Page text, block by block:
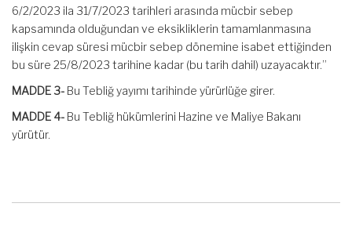
6/2/2023 ila 31/7/2023 tarihleri arasında mücbir sebep
kapsamında olduğundan ve eksikliklerin tamamlanmasına
ilişkin cevap süresi mücbir sebep dönemine isabet ettiğinden
bu süre 25/8/2023 tarihine kadar (bu tarih dahil) uzayacaktır.”
MADDE 3- Bu Tebliğ yayımı tarihinde yürürlüğe girer.
MADDE 4- Bu Tebliğ hükümlerini Hazine ve Maliye Bakanı
yürütür.